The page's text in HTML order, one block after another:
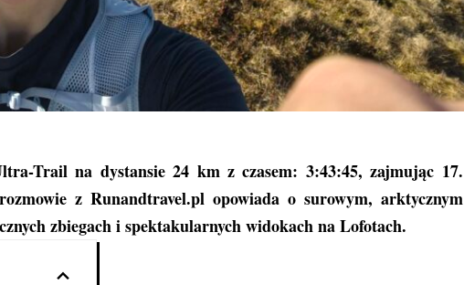
Trail na dystansie 24 km z czasem: 3:43:45, zajmując 17.
z Runandtravel.pl opowiada o surowym, arktycznym
zbiegach i spektakularnych widokach na Lofotach.